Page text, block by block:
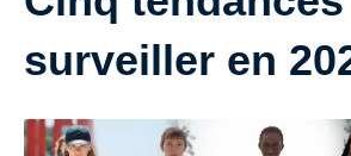
surveiller en